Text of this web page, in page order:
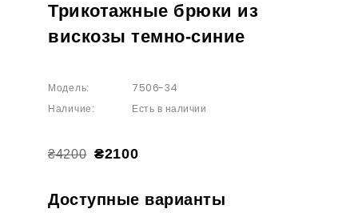
Трикотажные брюки из
вискозы темно-синие
Модель: 7506-34
Наличие: Есть в наличии
₴4200 ₴2100
Доступные варианты